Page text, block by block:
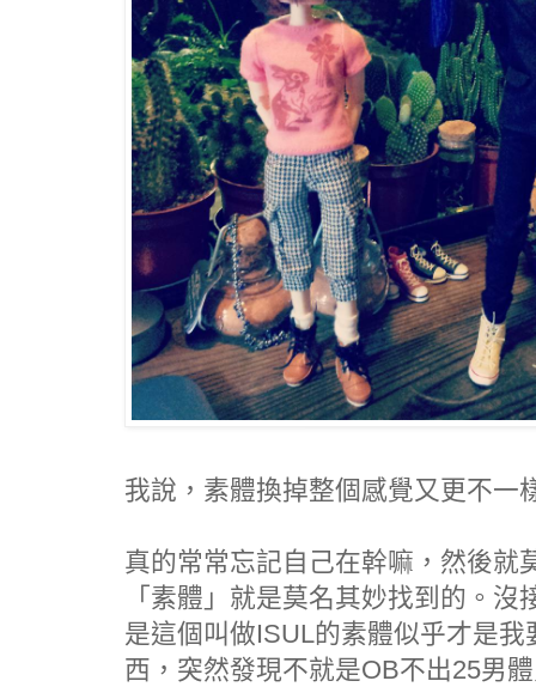
我說，素體換掉整個感覺又更不一
真的常常忘記自己在幹嘛，然後就
「素體」就是莫名其妙找到的。
是這個叫做ISUL的素體似乎才是
西，突然發現不就是OB不出25男